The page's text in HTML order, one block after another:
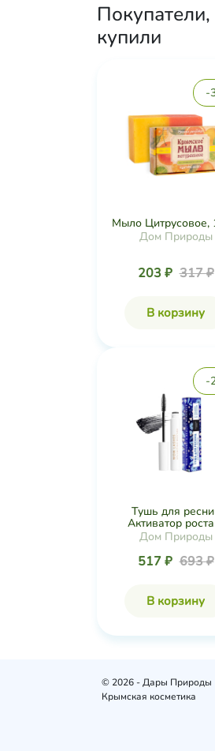
купили
-
Мыло Цитрусовое,
Дом Природы
203 ₽ 317 ₽
В корзину
-
Тушь для
Активатор роста
Дом Природы
517 ₽ 693 ₽
В корзину
© 2026 - Дары Природы
Крымская косметика